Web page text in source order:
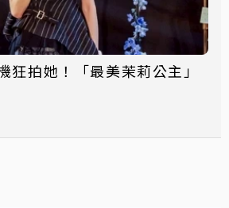
狂拍她！「最美茉莉公主」